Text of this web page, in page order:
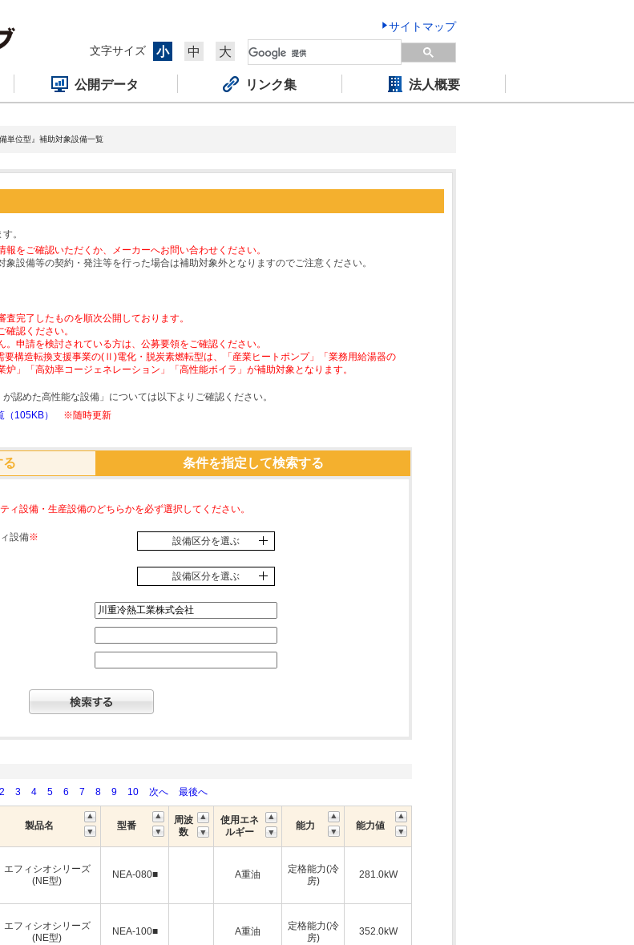
サイトマップ
文字サイズ
小 中 大
公開データ リンク集 法人概要
単位型』補助対象設備一覧
。
をご確認いただくか、メーカーへお問い合わせください。
設備等の契約・発注等を行った場合は補助対象外となりますのでご注意ください。
完了したものを順次公開しております。
認ください。
申請を検討されている方は、公募要領をご確認ください。
構造転換支援事業の(Ⅱ)電化・脱炭素燃転型は、「産業ヒートポンプ」「業務用給湯器の
」「高効率コージェネレーション」「高性能ボイラ」が補助対象となります。
認めた高性能な設備」については以下よりご確認ください。
105KB）
※随時更新
る 条件を指定して検索する
ィ設備・生産設備のどちらかを必ず選択してください。
設備※ 設備区分を選ぶ
設備区分を選ぶ
2 3 4 5 6 7 8 9 10 次へ 最後へ
製品名 型番
周波
数
使用エネ
ルギー
能力 能力値
エフィシオシリーズ
(NE型)
NEA-080■ A重油
定格能力(冷
房)
281.0kW
エフィシオシリーズ
(NE型)
NEA-100■ A重油
定格能力(冷
房)
352.0kW